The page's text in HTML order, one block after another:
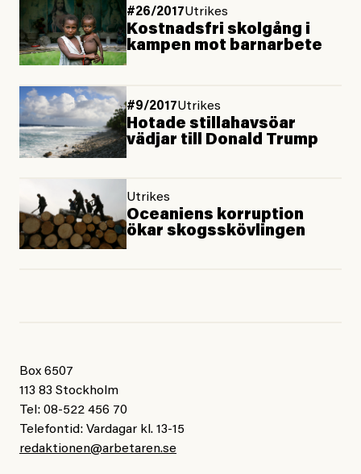
#26/2017Utrikes
Kostnadsfri skolgång i
kampen mot barnarbete
#9/2017Utrikes
Hotade stillahavsöar
vädjar till Donald Trump
Utrikes
Oceaniens korruption
ökar skogsskövlingen
Box 6507
113 83 Stockholm
Tel: 08-522 456 70
Telefontid: Vardagar kl. 13-15
redaktionen@arbetaren.se